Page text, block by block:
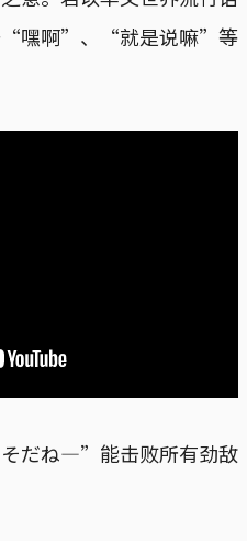
嘿啊”、“就是说嘛”等
だね—”能击败所有劲敌